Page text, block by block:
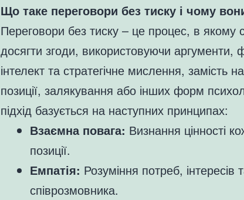
Що таке переговори без тиску і чому
Переговори без тиску – це процес, в якому
досягти згоди, використовуючи аргументи,
інтелект та стратегічне мислення, замість
позиції, залякування або інших форм
підхід базується на наступних принципах:
Взаємна повага: Визнання цінності
позиції.
Емпатія: Розуміння потреб, інтересів
співрозмовника.